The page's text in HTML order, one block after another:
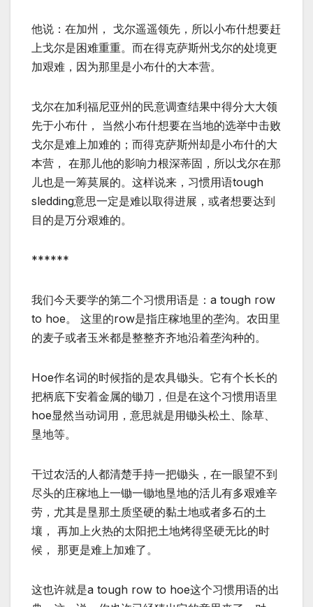
他说：在加州， 戈尔遥遥领先，所以小布什想要赶
上戈尔是困难重重。而在得克萨斯州戈尔的处境更
加艰难，因为那里是小布什的大本营。
戈尔在加利福尼亚州的民意调查结果中得分大大领
先于小布什， 当然小布什想要在当地的选举中击败
戈尔是难上加难的；而得克萨斯州却是小布什的大
本营， 在那儿他的影响力根深蒂固，所以戈尔在那
儿也是一筹莫展的。这样说来，习惯用语tough
sledding意思一定是难以取得进展，或者想要达到
目的是万分艰难的。
******
我们今天要学的第二个习惯用语是：a tough row
to hoe。 这里的row是指庄稼地里的垄沟。农田里
的麦子或者玉米都是整整齐齐地沿着垄沟种的。
Hoe作名词的时候指的是农具锄头。它有个长长的
把柄底下安着金属的锄刀，但是在这个习惯用语里
hoe显然当动词用，意思就是用锄头松土、除草、
垦地等。
干过农活的人都清楚手持一把锄头，在一眼望不到
尽头的庄稼地上一锄一锄地垦地的活儿有多艰难辛
劳，尤其是垦那土质坚硬的黏土地或者多石的土
壤， 再加上火热的太阳把土地烤得坚硬无比的时
候， 那更是难上加难了。
这也许就是a tough row to hoe这个习惯用语的出